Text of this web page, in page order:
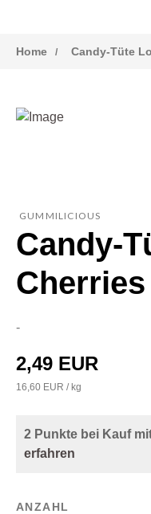
Home Candy-Tüte
GUMMILICIOUS
Candy-
Cherries
-
2,49 EUR
16,60 EUR / kg
2 Punkte bei Kauf
erfahren
ANZAHL